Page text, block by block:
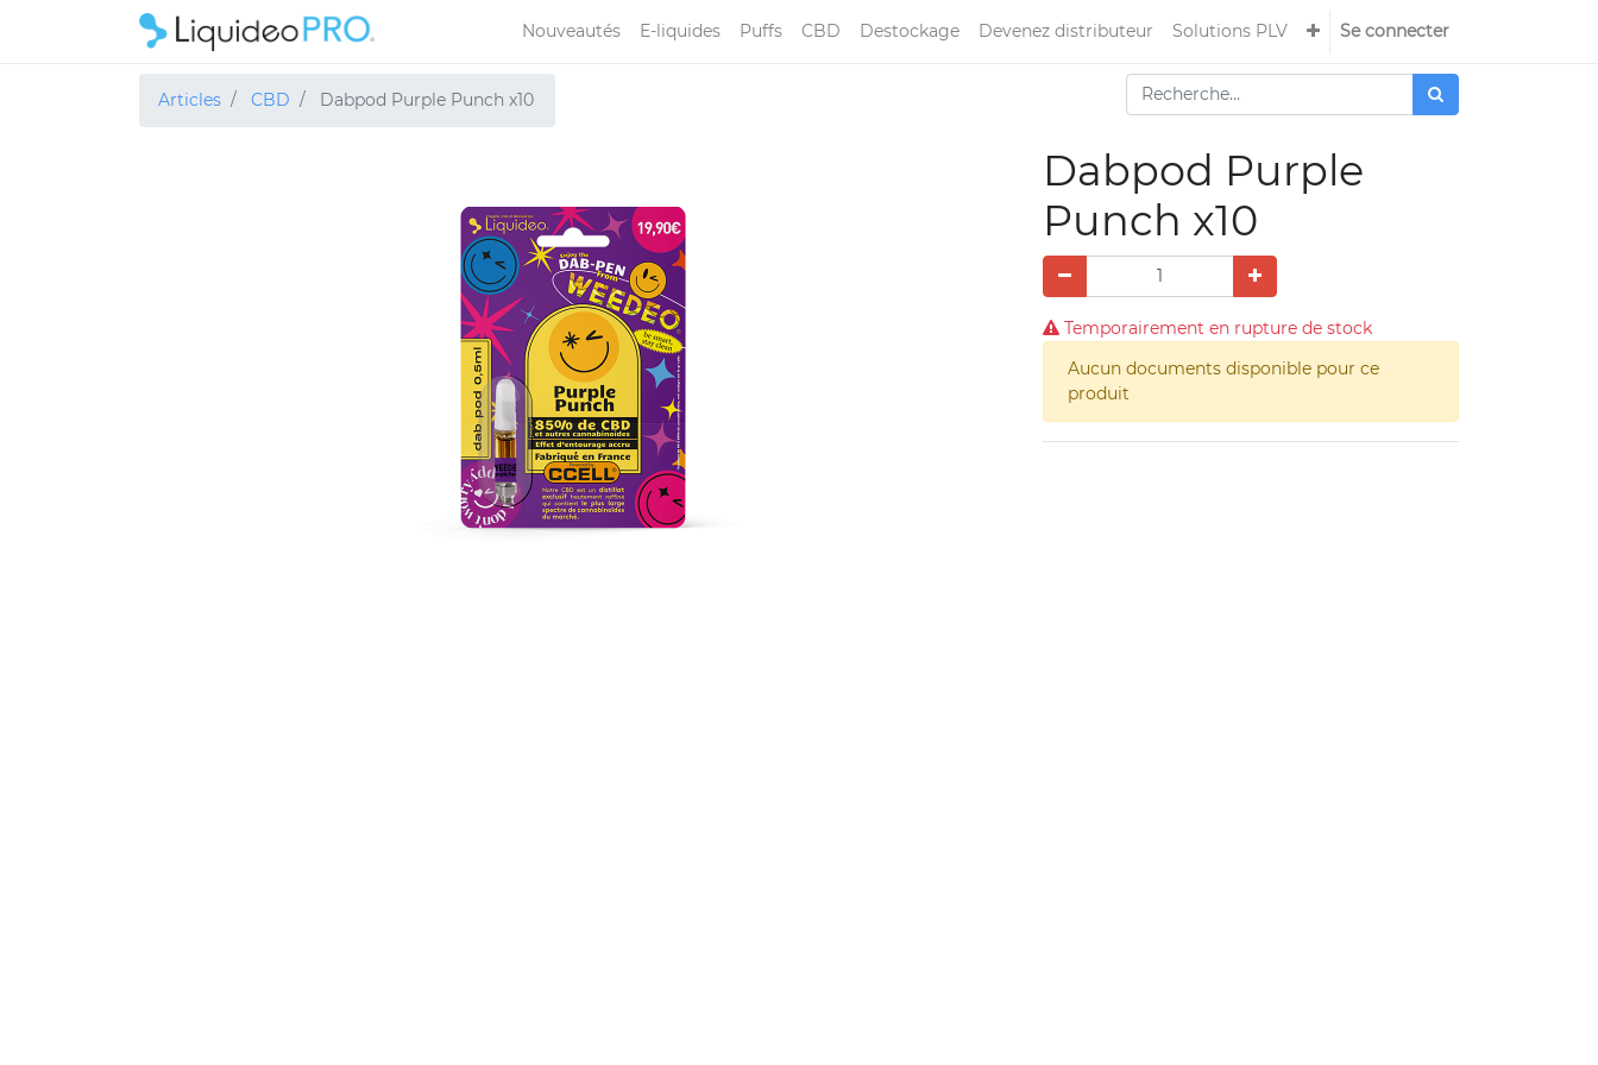
Nouveautés E-liquides Puffs CBD Destockage Devenez distributeur Solutions PLV Se connecter
Articles CBD Dabpod Purple Punch x10
Dabpod Purple
Punch x10
Temporairement en rupture de stock
Aucun documents disponible pour ce
produit